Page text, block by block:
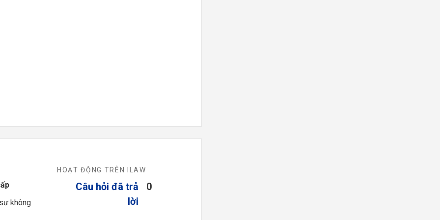
không
HOẠT ĐỘNG TRÊN ILAW
Câu hỏi đã trả
lời
0